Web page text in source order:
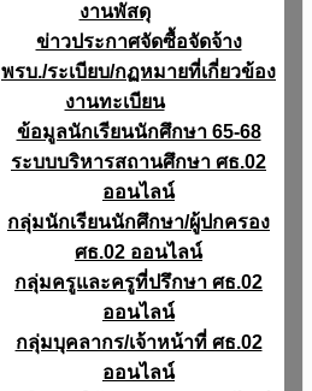
งานพัสดุ
ข่าวประกาศจัดซื้อจัดจ้าง
พรบ./ระเบียบ/กฏหมายที่เกี่ยวข้อง
งานทะเบียน
ข้อมูลนักเรียนนักศึกษา 65-68
ระบบบริหารสถานศึกษา ศธ.02
ออนไลน์
กลุ่มนักเรียนนักศึกษา/ผู้ปกครอง
ศธ.02 ออนไลน์
กลุ่มครูและครูที่ปรึกษา ศธ.02
ออนไลน์
กลุ่มบุคลากร/เจ้าหน้าที่ ศธ.02
ออนไลน์